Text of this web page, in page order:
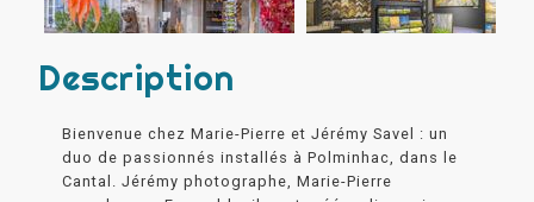
Description
Bienvenue chez Marie-Pierre et Jérémy Savel : un
duo de passionnés installés à Polminhac, dans le
Cantal. Jérémy photographe, Marie-Pierre